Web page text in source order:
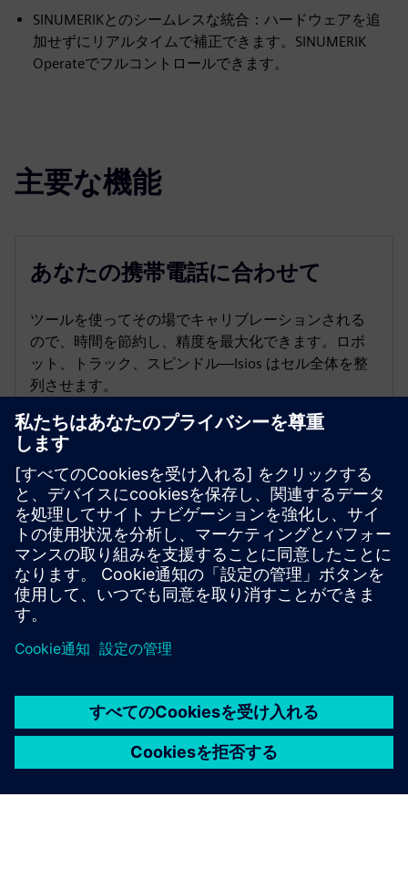
SINUMERIKとのシームレスな統合：ハードウェアを追
加せずにリアルタイムで補正できます。SINUMERIK
Operateでフルコントロールできます。
主要な機能
あなたの携帯電話に合わせて
ツールを使ってその場でキャリブレーションされる
ので、時間を節約し、精度を最大化できます。ロボ
ット、トラック、スピンドル—Isios はセル全体を整
列させます。
再校正システム
セルを再調整するか、健康診断を自律的に実行して
ください。